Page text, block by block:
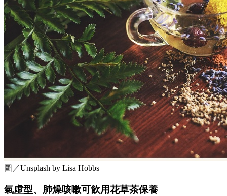
圖／Unsplash by Lisa Hobbs
氣虛型、肺燥咳嗽可飲用花草茶保養